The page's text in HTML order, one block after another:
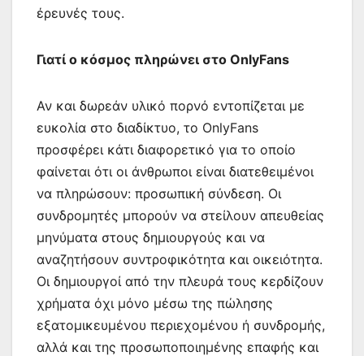
έρευνές τους.
Γιατί ο κόσμος πληρώνει στο OnlyFans
Αν και δωρεάν υλικό πορνό εντοπίζεται με
ευκολία στο διαδίκτυο, το OnlyFans
προσφέρει κάτι διαφορετικό για το οποίο
φαίνεται ότι οι άνθρωποι είναι διατεθειμένοι
να πληρώσουν: προσωπική σύνδεση. Οι
συνδρομητές μπορούν να στείλουν απευθείας
μηνύματα στους δημιουργούς και να
αναζητήσουν συντροφικότητα και οικειότητα.
Οι δημιουργοί από την πλευρά τους κερδίζουν
χρήματα όχι μόνο μέσω της πώλησης
εξατομικευμένου περιεχομένου ή συνδρομής,
αλλά και της προσωποποιημένης επαφής και